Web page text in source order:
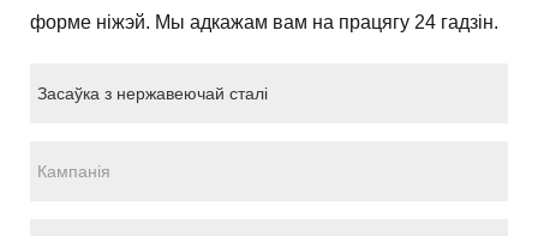
форме ніжэй. Мы адкажам вам на працягу 24 гадзін.